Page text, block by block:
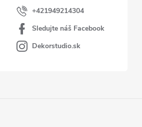
+421949214304
Sledujte náš Facebook
Dekorstudio.sk